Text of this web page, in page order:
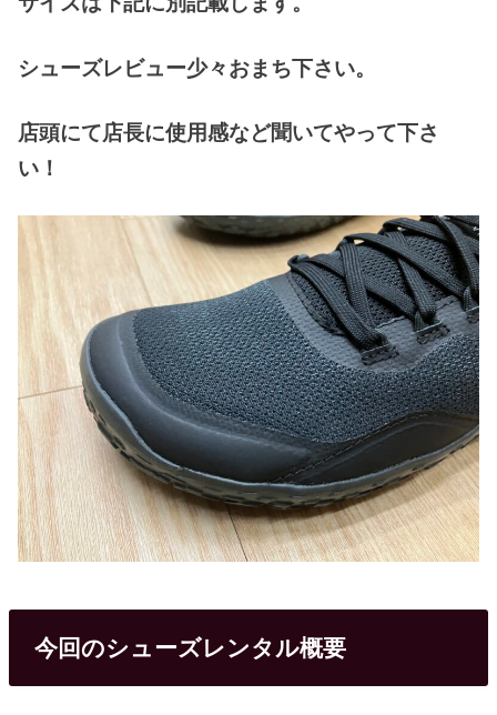
シューズレビュー少々おまち下さい。
店頭にて店長に使用感など聞いてやって下さ
い！
今回のシューズレンタル概要